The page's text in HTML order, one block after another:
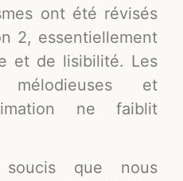
ont été révisés
2, essentiellement
et de lisibilité. Les
et
ne faiblit
que nous